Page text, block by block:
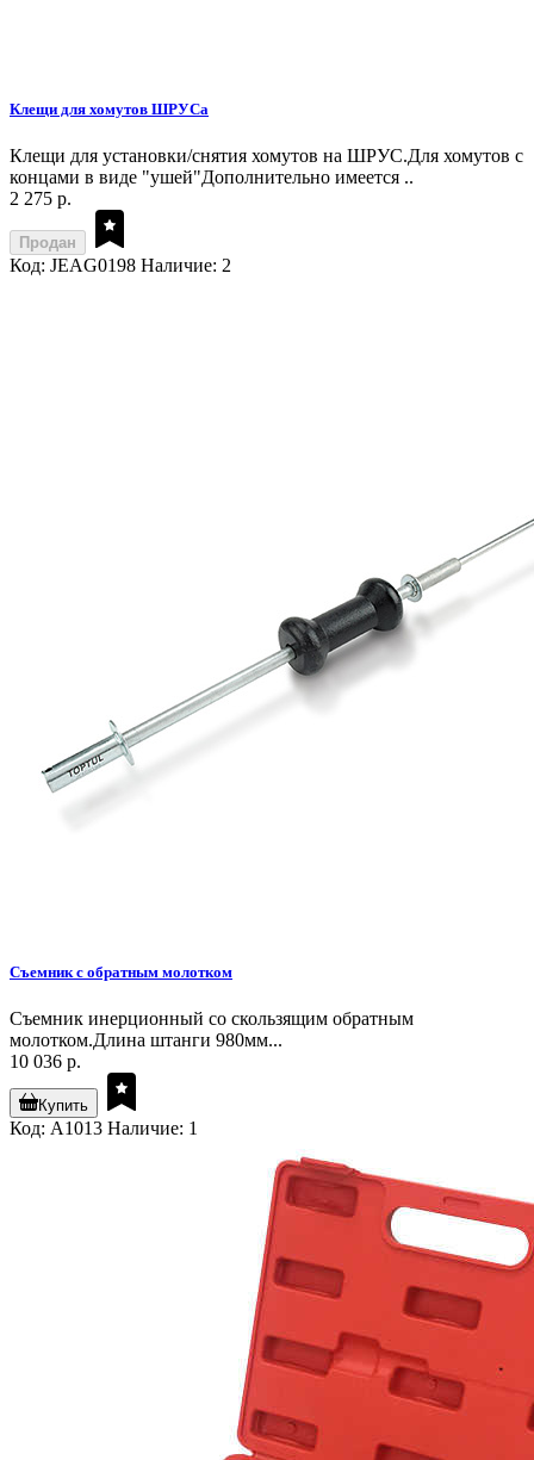
Клещи для хомутов ШРУСа
Клещи для установки/снятия хомутов на ШРУС.Для хомутов с
концами в виде "ушей"Дополнительно имеется ..
2 275 р.
Продан
Код: JEAG0198 Наличие: 2
Съемник с обратным молотком
Съемник инерционный со скользящим обратным
молотком.Длина штанги 980мм...
10 036 р.
Купить
Код: A1013 Наличие: 1